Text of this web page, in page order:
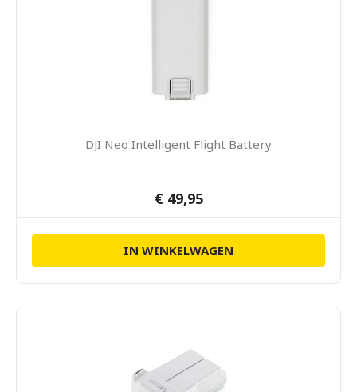
DJI Neo Intelligent Flight Battery
€ 49,95
IN WINKELWAGEN